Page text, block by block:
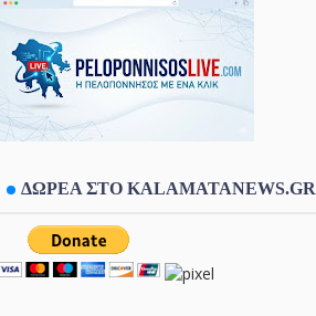
ΔΩΡΕΑ ΣΤΟ KALAMATANEWS.GR